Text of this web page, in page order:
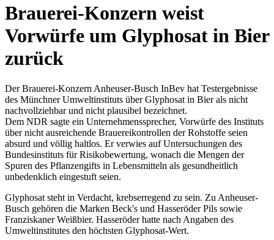
Brauerei-Konzern weist
Vorwürfe um Glyphosat in Bier
zurück
Der Brauerei-Konzern Anheuser-Busch InBev hat Testergebnisse
des Münchner Umweltinstituts über Glyphosat in Bier als nicht
nachvollziehbar und nicht plausibel bezeichnet.
Dem NDR sagte ein Unternehmenssprecher, Vorwürfe des Instituts
über nicht ausreichende Brauereikontrollen der Rohstoffe seien
absurd und völlig haltlos. Er verwies auf Untersuchungen des
Bundesinstituts für Risikobewertung, wonach die Mengen der
Spuren des Pflanzengifts in Lebensmitteln als gesundheitlich
unbedenklich eingestuft seien.
Glyphosat steht in Verdacht, krebserregend zu sein. Zu Anheuser-
Busch gehören die Marken Beck's und Hasseröder Pils sowie
Franziskaner Weißbier. Hasseröder hatte nach Angaben des
Umweltinstitutes den höchsten Glyphosat-Wert.